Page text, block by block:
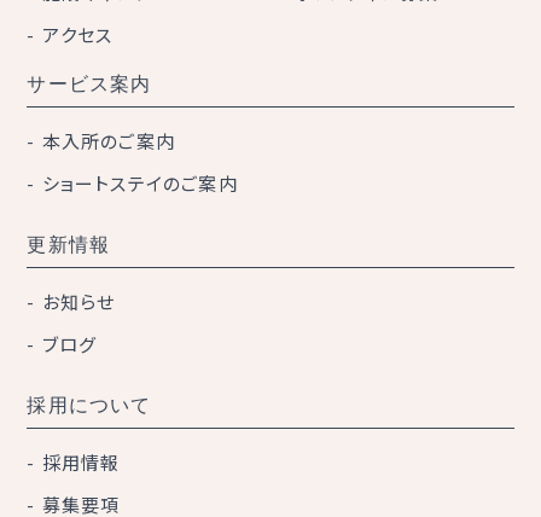
アクセス
サービス案内
本入所のご案内
ショートステイのご案内
更新情報
お知らせ
ブログ
採用について
採用情報
募集要項